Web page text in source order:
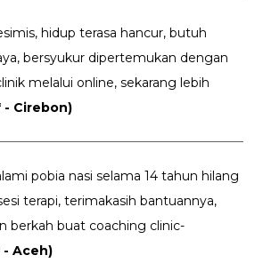
hidup terasa hancur, butuh
bersyukur dipertemukan dengan
melalui online, sekarang lebih
- Cirebon)
pobia nasi selama 14 tahun hilang
terapi, terimakasih bantuannya,
berkah buat coaching clinic-
- Aceh)